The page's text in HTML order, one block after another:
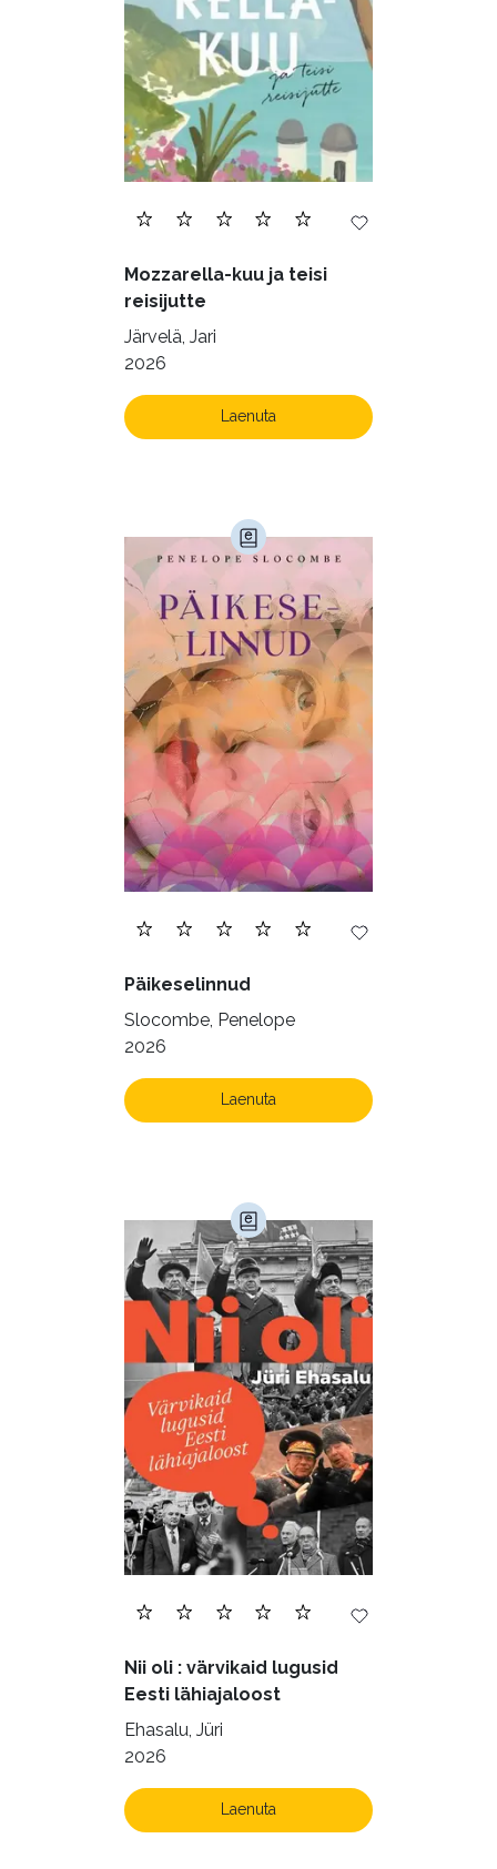
Mozzarella-kuu ja teisi
reisijutte
Järvelä, Jari
2026
Laenuta
Päikeselinnud
Slocombe, Penelope
2026
Laenuta
Nii oli : värvikaid lugusid
Eesti lähiajaloost
Ehasalu, Jüri
2026
Laenuta